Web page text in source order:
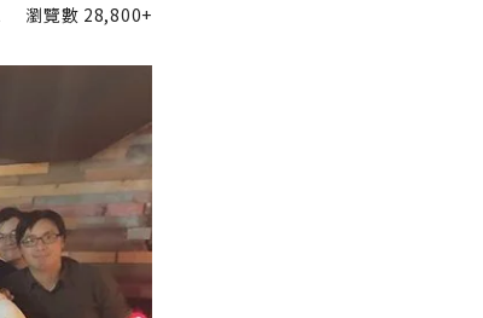
瀏覽數 28,800+